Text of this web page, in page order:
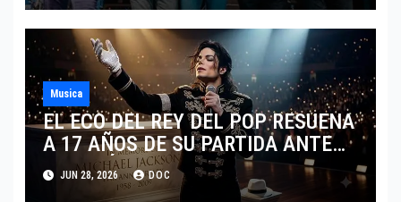
Musica
EL ECO DEL REY DEL POP RESUENA
A 17 AÑOS DE SU PARTIDA ANTE
EL FENÓMENO DE SU BIOPIC EN
2026
JUN 28, 2026 DOC